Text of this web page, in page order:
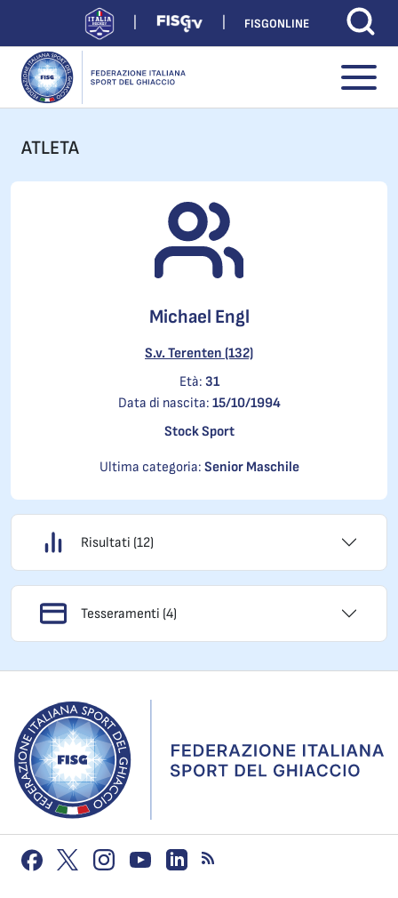
FISGONLINE
ATLETA
Michael Engl
S.v. Terenten (132)
Età: 31
Data di nascita: 15/10/1994
Stock Sport
Ultima categoria: Senior Maschile
Risultati (12)
Tesseramenti (4)